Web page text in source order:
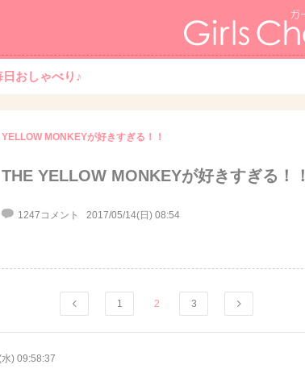
おしゃべり♪
MONKEYが好きすぎる！！
THE YELLOW MONKEYが好きすぎる！！
1247コメント 2017/05/14(日) 08:54
1 2 3
) 09:58:37